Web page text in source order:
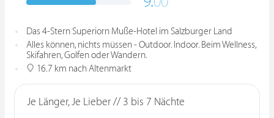
Das 4-Stern Superiorn Muße-Hotel im Salzburger Land
Alles können, nichts müssen - Outdoor. Indoor. Beim Wellness,
Skifahren, Golfen oder Wandern.
16.7 km nach Altenmarkt
Je Länger, Je Lieber // 3 bis 7 Nächte